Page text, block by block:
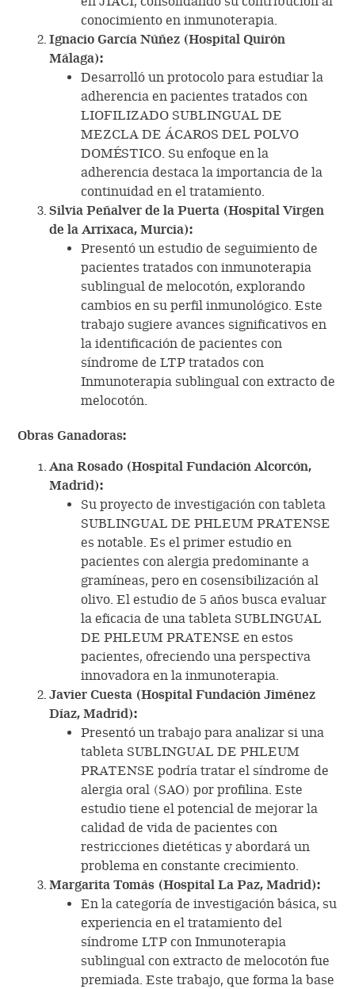
conocimiento en inmunoterapia.
Ignacio García Núñez (Hospital Quirón
Málaga):
Desarrolló un protocolo para estudiar la
adherencia en pacientes tratados con
LIOFILIZADO SUBLINGUAL DE
MEZCLA DE ÁCAROS DEL POLVO
DOMÉSTICO. Su enfoque en la
adherencia destaca la importancia de la
continuidad en el tratamiento.
Silvia Peñalver de la Puerta (Hospital Virgen
de la Arrixaca, Murcia):
Presentó un estudio de seguimiento de
pacientes tratados con inmunoterapia
sublingual de melocotón, explorando
cambios en su perfil inmunológico. Este
trabajo sugiere avances significativos en
la identificación de pacientes con
síndrome de LTP tratados con
Inmunoterapia sublingual con extracto de
melocotón.
Obras Ganadoras:
Ana Rosado (Hospital Fundación Alcorcón,
Madrid):
Su proyecto de investigación con tableta
SUBLINGUAL DE PHLEUM PRATENSE
es notable. Es el primer estudio en
pacientes con alergia predominante a
gramíneas, pero en cosensibilización al
olivo. El estudio de 5 años busca evaluar
la eficacia de una tableta SUBLINGUAL
DE PHLEUM PRATENSE en estos
pacientes, ofreciendo una perspectiva
innovadora en la inmunoterapia.
Javier Cuesta (Hospital Fundación Jiménez
Díaz, Madrid):
Presentó un trabajo para analizar si una
tableta SUBLINGUAL DE PHLEUM
PRATENSE podría tratar el síndrome de
alergia oral (SAO) por profilina. Este
estudio tiene el potencial de mejorar la
calidad de vida de pacientes con
restricciones dietéticas y abordará un
problema en constante crecimiento.
Margarita Tomás (Hospital La Paz, Madrid):
En la categoría de investigación básica, su
experiencia en el tratamiento del
síndrome LTP con Inmunoterapia
sublingual con extracto de melocotón fue
premiada. Este trabajo, que forma la base